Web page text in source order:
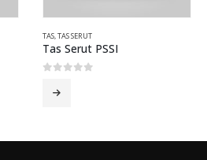
TAS,TAS SERUT
Tas Serut PSSI